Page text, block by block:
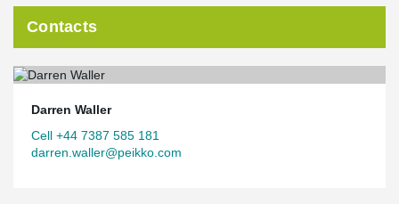
Contacts
Darren Waller
Cell +44 7387 585 181
darren.waller@peikko.com